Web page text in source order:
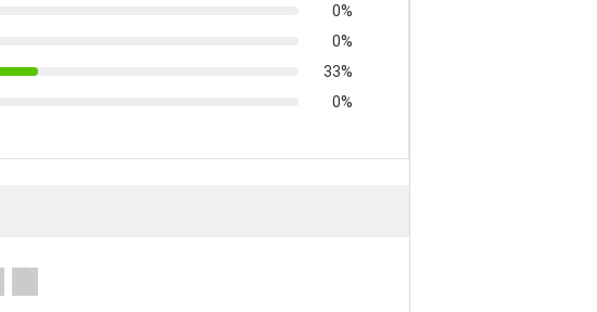
0%
0%
33%
0%